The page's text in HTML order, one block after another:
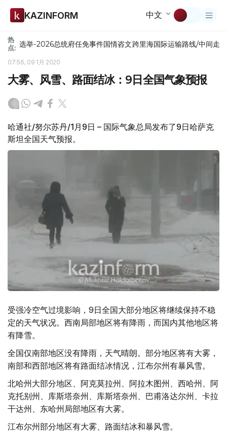
KAZINFORM 中文
热
点: 选举-2026总统府任免事件国情咨文跨里海国际运输路线/中间走廊
07:56, 09 1月 2020
大雾、风雪、路面结冰：9日全国气象预报
哈通社/努尔苏丹/1月9日 – 国际气象总局发布了9日哈萨克
斯坦全国天气预报。
受强冷空气过境影响，9日全国大部分地区将继续保持不稳
定的天气状况。西南局部地区将有降雨，而国内其他地区将
有降雪。
全国仅南部地区没有降雨，天气晴朗。部分地区将有大雾，
南部和西部地区将有路面结冰情况，江布尔州有暴风雪。
北哈州大部分地区、阿克莫拉州、阿拉木图州、西哈州、阿
克托别州、库斯塔奈州、库斯塔奈州、巴甫洛达尔州、卡拉
干达州、东哈州局部地区有大雾。
江布尔州部分地区有大雾、路面结冰和暴风雪。